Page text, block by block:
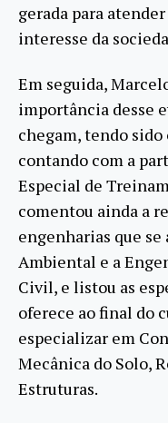
gerada para
interesse da
Em seguida,
importância desse
chegam, tendo
contando com a
Especial de
comentou ainda a
engenharias que
Ambiental e a
Civil, e listou as
oferece ao final do
especializar em
Mecânica do Solo,
Estruturas.